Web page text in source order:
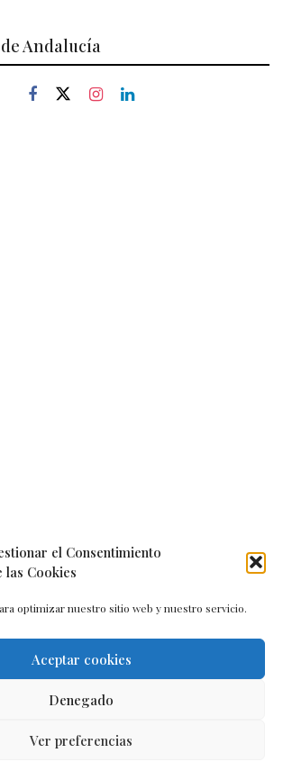
el Consentimiento
las Cookies
optimizar nuestro sitio web y nuestro servicio.
Aceptar cookies
Denegado
Ver preferencias
Andalucía
Política de cookies